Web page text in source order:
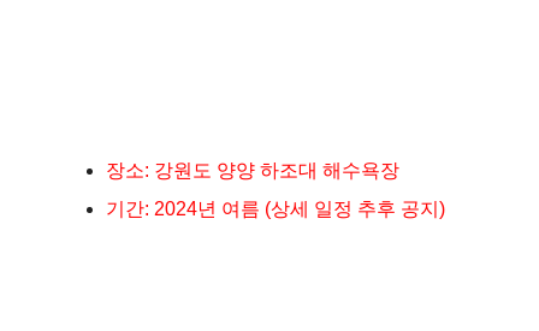
장소: 강원도 양양 하조대 해수욕장
기간: 2024년 여름 (상세 일정 추후 공지)